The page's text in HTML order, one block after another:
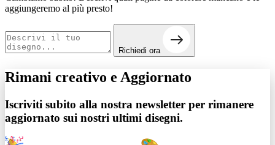
aggiungeremo al più presto!
Richiedi ora
Rimani creativo e Aggiornato
Iscriviti subito alla nostra newsletter per rimanere
aggiornato sui nostri ultimi disegni.